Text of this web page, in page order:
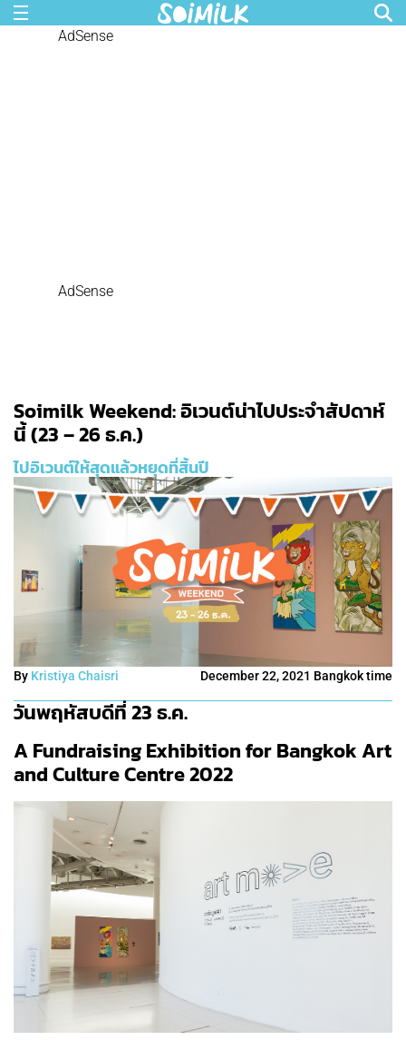
AdSense
AdSense
Soimilk Weekend: อิเวนต์น่าไปประจำสัปดาห์
นี้ (23 – 26 ธ.ค.)
ไปอิเวนต์ให้สุดแล้วหยุดที่สิ้นปี
By Kristiya Chaisri December 22, 2021 Bangkok time
วันพฤหัสบดีที่ 23 ธ.ค.
A Fundraising Exhibition for Bangkok Art
and Culture Centre 2022